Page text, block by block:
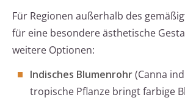
Für Regionen außerhalb des
für eine besondere ästhetische
weitere Optionen:
Indisches Blumenrohr(Canna
tropische Pflanze bringt farbige